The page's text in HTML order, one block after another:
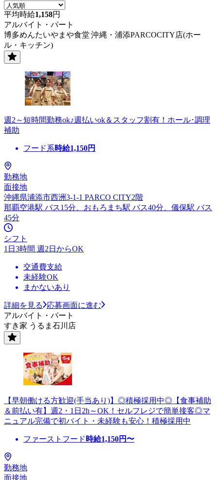
平均時給1,158円
アルバイト・パート
博多めんたいやまや食堂 沖縄・浦添PARCOCITY店(ホー
ル・キッチン)
週2～短時間勤務ok♪週払いok＆スタッフ割有！ホール･調理
補助
フード系時給1,150円
勤務地
面接地
沖縄県浦添市西洲3-1-1 PARCO CITY2階
那覇空港駅 バス15分、おもろまち駅 バス40分、儀保駅 バス
45分
シフト
1日3時間 週2日からOK
交通費支給
未経験OK
まかないあり
詳細を見る
応募画面に進む
アルバイト・パート
すき家 うるま石川店
【早朝働ける方歓迎(手当あり)】◎積極採用中◎【食事補助
＆前払い有】週2・1日2h～OK！セルフレジで簡単接客◎マ
ニュアル完備で初バイト・未経験も安心！積極採用中
ファーストフード 時給1,150円〜
勤務地
面接地